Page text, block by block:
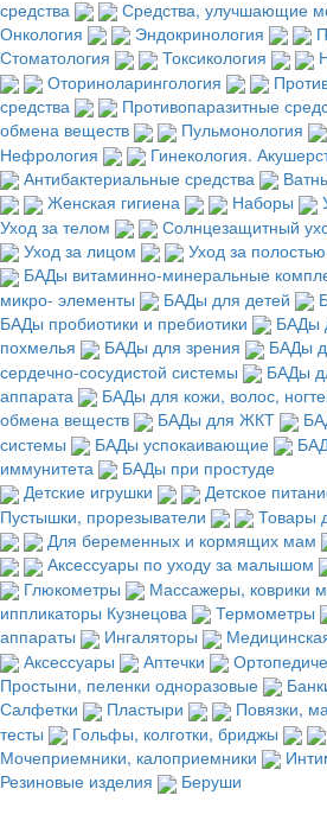
средства
Средства, улучшающие
Онкология
Эндокринология
Стоматология
Токсикология
Оториноларингология
средства
Противопаразитные
обмена веществ
Пульмонология
Нефрология
Гинекология.
Антибактериальные средства
Женская гигиена
Наборы
Уход за телом
Солнцезащитный
Уход за лицом
Уход за
БАДы витаминно-минеральные
микро- элементы
БАДы для детей
БАДы пробиотики и пребиотики
БАДы
похмелья
БАДы для зрения БАДы
сердечно-сосудистой системы
БАДы
аппарата
БАДы для кожи, волос,
обмена веществ
БАДы для ЖКТ
системы
БАДы успокаивающие
иммунитета
БАДы при простуде
Детские игрушки
Детское
Пустышки, прорезыватели
Товары
Для беременных и кормящих мам
Аксессуары по уходу за малышом
Глюкометры
Массажеры, коврики
иппликаторы Кузнецова
Термометры
аппараты
Ингаляторы
Аксессуары
Аптечки
Простыни, пеленки одноразовые
Салфетки
Пластыри Повязки,
тесты
Гольфы, колготки, бриджы
Мочеприемники, калоприемники
Резиновые изделия
Беруши